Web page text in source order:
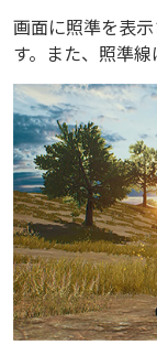
画面に照準を表
す。また、照準